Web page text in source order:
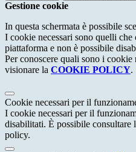
Gestione cookie
In questa schermata è possibile
I cookie necessari sono quelli
piattaforma e non è possibile
Per conoscere quali sono i
visionare la COOKIE POLICY.
Cookie necessari per il
I cookie necessari per il
disabilitati. È possibile consultare
policy.